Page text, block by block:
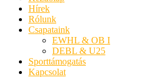
Hírek
Rólunk
Csapataink
EWHL & OB I
DEBL & U25
Sporttámogatás
Kapcsolat